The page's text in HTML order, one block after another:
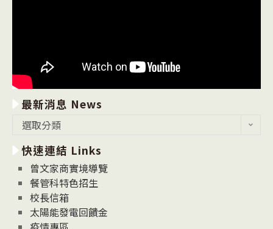
最新消息 News
消
息
News
選取分類
快速連結 Links
曾文家商實境導覽
餐管科特色招生
校長信箱
太陽能發電回饋金